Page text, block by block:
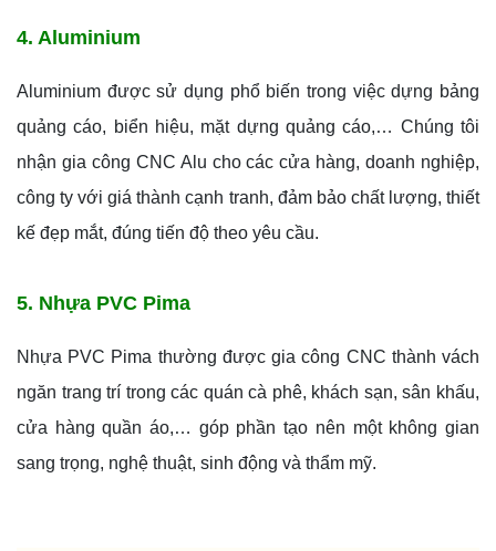
4. Aluminium
Aluminium được sử dụng phổ biến trong việc dựng bảng
quảng cáo, biển hiệu, mặt dựng quảng cáo,… Chúng tôi
nhận gia công CNC Alu cho các cửa hàng, doanh nghiệp,
công ty với giá thành cạnh tranh, đảm bảo chất lượng, thiết
kế đẹp mắt, đúng tiến độ theo yêu cầu.
5. Nhựa PVC Pima
Nhựa PVC Pima thường được gia công CNC thành vách
ngăn trang trí trong các quán cà phê, khách sạn, sân khấu,
cửa hàng quần áo,… góp phần tạo nên một không gian
sang trọng, nghệ thuật, sinh động và thẩm mỹ.